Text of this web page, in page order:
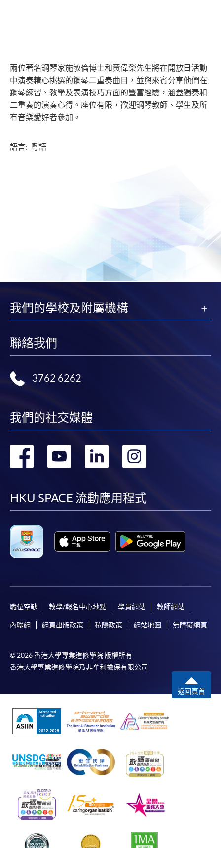
兩位著名鋼琴家施敏倫博士和黃偉榮先生將在開放日活動
中演奏精心挑選的鋼琴二重奏曲目，並與來賓分享他們在
鋼琴練習、教學及表演技巧方面的豐富經驗，涵蓋獨奏和
二重奏的演奏心得。座位有限，歡迎鋼琴教師、學生及所
有音樂愛好者參加。
語言: 粵語
我們的學校及附屬機構
聯絡我們
3762 6262
我們的社交媒體
轉
facebook
轉
youtube
轉
linkedin
HKU SPACE 流動應用程式
職位空缺 教學/報名中心地點 學員網站 教師網站
內聯網 網頁出版政策 私隱政策 網站地圖 無障礙網頁
© 2026 香港大學專業進修學院 版權所有
香港大學專業進修學院乃非牟利擔保有限公司
返回頁首